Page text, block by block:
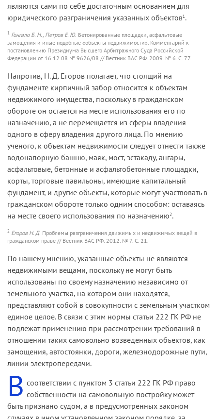
являются сами по себе достаточным основанием для
юридического разграничения указанных объектов1 .
1 Гонгало Б. Н., Петров Е. Ю. Бетонированные площадки, асфальтовые
замощения и иные подобные «объекты недвижимости». Комментарий к
постановлению Президиума Высшего Арбитражного Суда Российской
Федерации от 16.12.08 № 9626/08 // Вестник ВАС РФ. 2009. № 6. С. 77.
Напротив, Н. Д. Егоров полагает, что стоящий на
фундаменте кирпичный забор относится к объектам
недвижимого имущества, поскольку в гражданском
обороте он остается на месте использо­вания его по
назначению, а не перемещается из сферы владения
одного в сферу владения другого лица. По мнению
ученого, к объ­ектам недвижимости следует отнести также
водонапорную башню, маяк, мост, эстакаду, ангары,
асфальтовые, бетонные и асфальто­бетонные площадки,
корты, торговые павильоны, имеющие капи­тальный
фундамент, и другие объекты, которые могут участвовать в
гражданском обороте только одним способом: оставаясь
на месте своего использования по назначению2.
2 Егоров Н. Д. Проблемы разграничения движимых и недвижимых вещей в
гражданском праве // Вестник ВАС РФ. 2012. № 7. С. 21.
По нашему мнению, указанные объекты не являются
недвижи­мыми вещами, поскольку не могут быть
использованы по своему назначению независимо от
земельного участка, на котором они на­ходятся,
представляют собой в совокупности с земельным участком
единое целое. В связи с этим нормы статьи 222 ГК РФ не
подлежат применению при рассмотрении требований в
отношении таких самовольно возведенных объектов, как
замощения, автостоянки, дороги, железнодорожные пути,
линии электропередачи.
В соответствии с пунктом 3 статьи 222 ГК РФ право
собственности на самовольную постройку может
быть признано судом, а в пре­дусмотренных законом